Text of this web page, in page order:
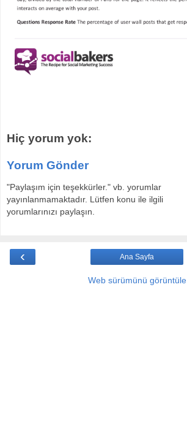
Hiç yorum yok:
Yorum Gönder
"Paylaşım için teşekkürler." vb. yorumlar
yayınlanmamaktadır. Lütfen konu ile ilgili
yorumlarınızı paylaşın.
‹ Ana Sayfa
Web sürümünü görüntüle